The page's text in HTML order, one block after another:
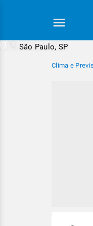
São Paulo, SP
Clima e